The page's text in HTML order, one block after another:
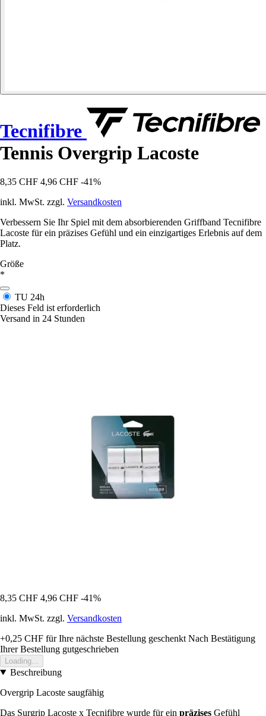
Tecnifibre
Tennis Overgrip Lacoste
8,35 CHF 4,96 CHF -41%
inkl. MwSt. zzgl. Versandkosten
Verbessern Sie Ihr Spiel mit dem absorbierenden Griffband Tecnifibre
Lacoste für ein präzises Gefühl und ein einzigartiges Erlebnis auf dem
Platz.
Größe
*
TU 24h
Dieses Feld ist erforderlich
Versand in 24 Stunden
8,35 CHF 4,96 CHF -41%
inkl. MwSt. zzgl. Versandkosten
+0,25 CHF für Ihre nächste Bestellung geschenkt Nach Bestätigung
Ihrer Bestellung gutgeschrieben
Loading...
Beschreibung
Overgrip Lacoste saugfähig
Das Surgrip Lacoste x Tecnifibre wurde für ein präzises Gefühl